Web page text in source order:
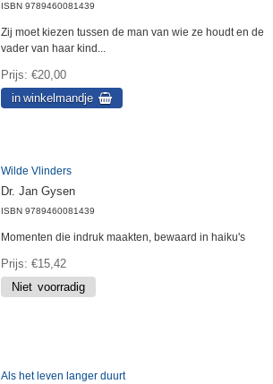
ISBN 9789460081439
Zij moet kiezen tussen de man van wie ze houdt en de
vader van haar kind...
Prijs €20,00
Wilde Vlinders
Dr. Jan Gysen
ISBN 9789460081439
Momenten die indruk maakten, bewaard in haiku's
Prijs €15,42
Als het leven langer duurt